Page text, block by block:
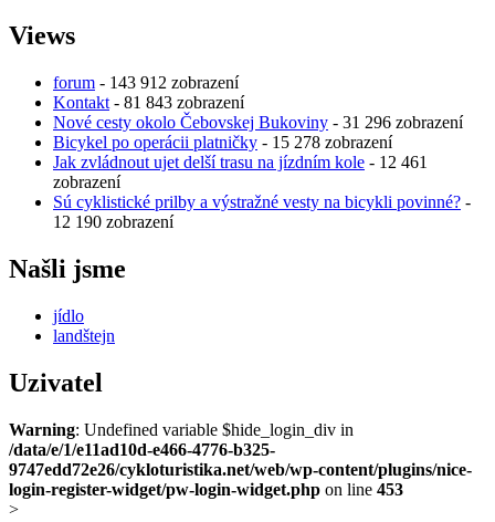
Views
forum - 143 912 zobrazení
Kontakt - 81 843 zobrazení
Nové cesty okolo Čebovskej Bukoviny - 31 296 zobrazení
Bicykel po operácii platničky - 15 278 zobrazení
Jak zvládnout ujet delší trasu na jízdním kole - 12 461
zobrazení
Sú cyklistické prilby a výstražné vesty na bicykli povinné? -
12 190 zobrazení
Našli jsme
jídlo
landštejn
Uzivatel
Warning: Undefined variable $hide_login_div in
/data/e/1/e11ad10d-e466-4776-b325-
9747edd72e26/cykloturistika.net/web/wp-content/plugins/nice-
login-register-widget/pw-login-widget.php on line 453
>